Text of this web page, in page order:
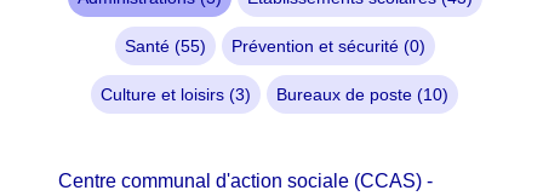
Santé (55) Prévention et sécurité (0)
Culture et loisirs (3) Bureaux de poste (10)
Centre communal d'action sociale (CCAS) -